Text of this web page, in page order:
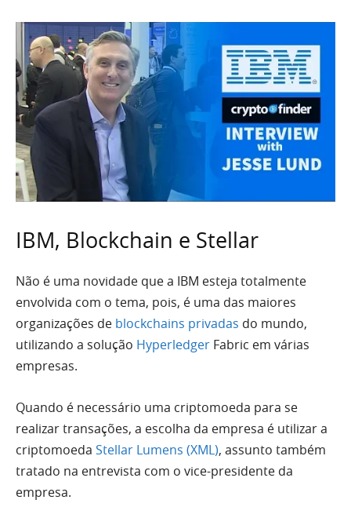
IBM, Blockchain e Stellar
Não é uma novidade que a IBM esteja totalmente
envolvida com o tema, pois, é uma das maiores
organizações de blockchains privadas do mundo,
utilizando a solução Hyperledger Fabric em várias
empresas.
Quando é necessário uma criptomoeda para se
realizar transações, a escolha da empresa é utilizar a
criptomoeda Stellar Lumens (XML), assunto também
tratado na entrevista com o vice-presidente da
empresa.